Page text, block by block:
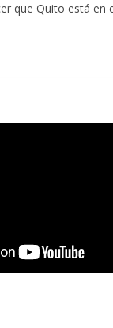
que Quito está en